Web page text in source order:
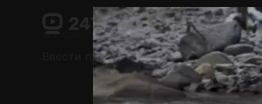
Поддержка:support@24h.tv
О сервисе
Пользовательское
Ввести промокод
Установить на ТВ